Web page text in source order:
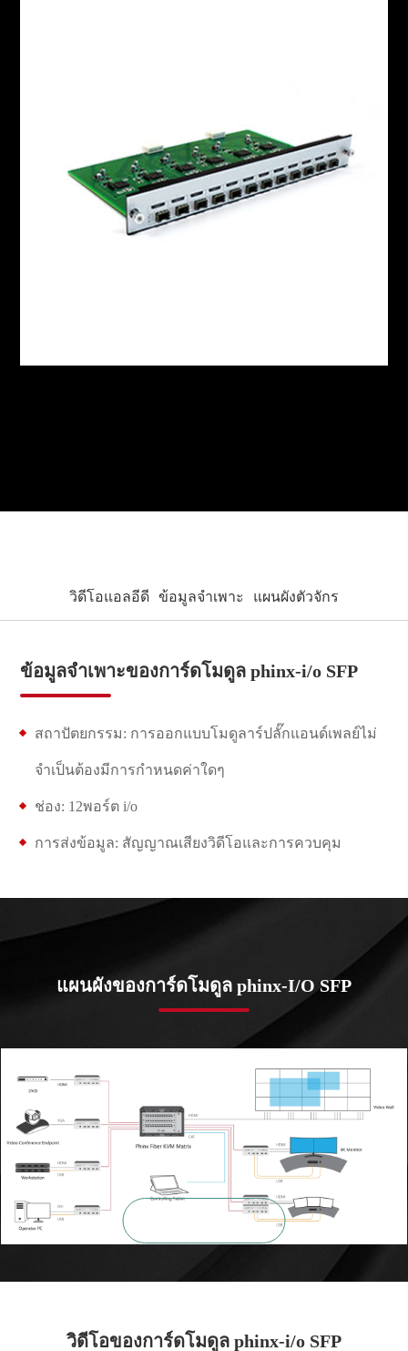
วิดีโอแอลอีดี ข้อมูลจำเพาะ แผนผังตัวจักร
ข้อมูลจำเพาะของการ์ดโมดูล phinx-i/o SFP
สถาปัตยกรรม: การออกแบบโมดูลาร์ปลั๊กแอนด์เพลย์ไม่
จำเป็นต้องมีการกำหนดค่าใดๆ
ช่อง: 12พอร์ต i/o
การส่งข้อมูล: สัญญาณเสียงวิดีโอและการควบคุม
แผนผังของการ์ดโมดูล phinx-I/O SFP
วิดีโอของการ์ดโมดูล phinx-i/o SFP